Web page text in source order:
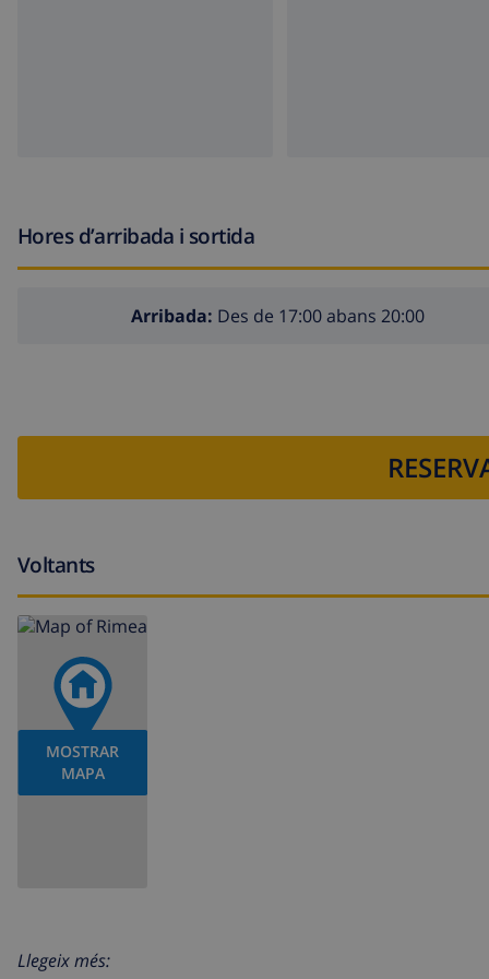
Hores d’arribada i sortida
Arribada: Des de 17:00 abans 20:00
Voltants
MOSTRAR
MAPA
Llegeix més: